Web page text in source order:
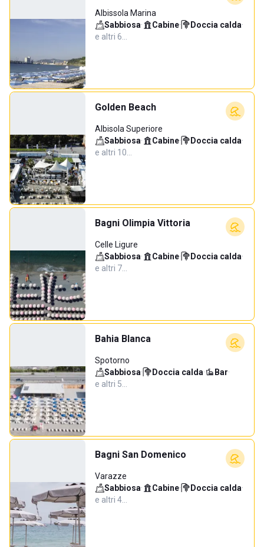
Albissola Marina
Sabbiosa· Cabine· Doccia calda·
e altri 6…
Golden Beach
Albisola Superiore
Sabbiosa· Cabine· Doccia calda·
e altri 10…
Bagni Olimpia Vittoria
Celle Ligure
Sabbiosa· Cabine· Doccia calda·
e altri 7…
Bahia Blanca
Spotorno
Sabbiosa· Doccia calda· Bar·
e altri 5…
Bagni San Domenico
Varazze
Sabbiosa· Cabine· Doccia calda·
e altri 4…